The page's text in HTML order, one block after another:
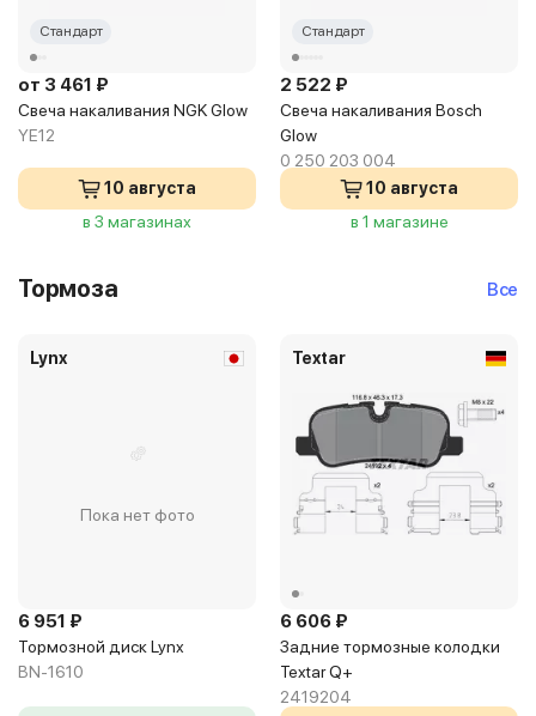
Стандарт
от 3 461 ₽
Свеча накаливания NGK Glow
YE12
10 августа
в 3 магазинах
Стандарт
2 522 ₽
Свеча накаливания Bosch
Glow
0 250 203 004
10 августа
в 1 магазине
Тормоза Все
Пока нет фото
Lynx
6 951 ₽
Тормозной диск Lynx
BN-1610
Textar
6 606 ₽
Задние тормозные колодки
Textar Q+
2419204